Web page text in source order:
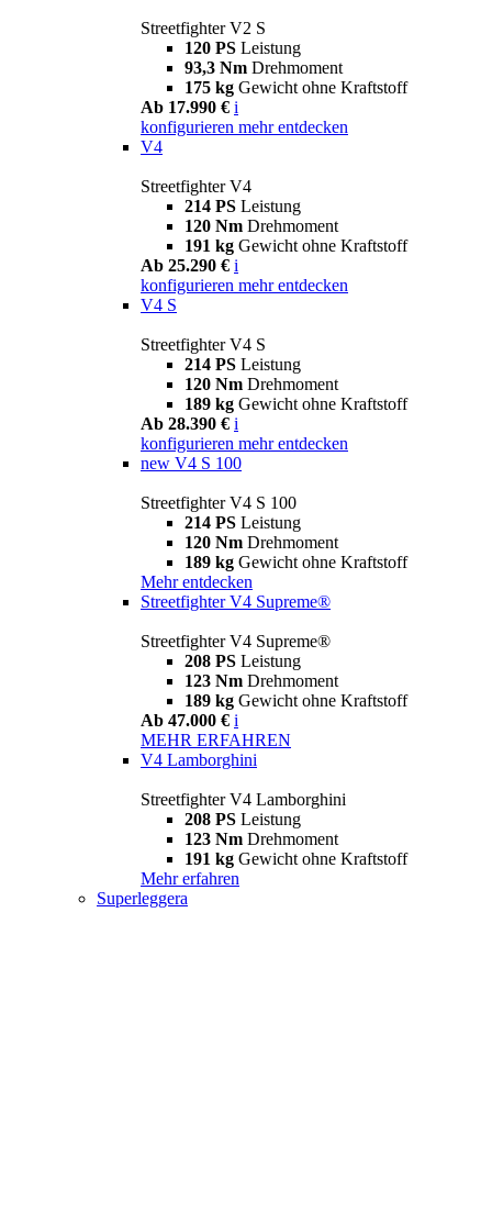
Streetfighter V2 S
120 PS Leistung
93,3 Nm Drehmoment
175 kg Gewicht ohne Kraftstoff
Ab 17.990 € i
konfigurieren mehr entdecken
V4
Streetfighter V4
214 PS Leistung
120 Nm Drehmoment
191 kg Gewicht ohne Kraftstoff
Ab 25.290 € i
konfigurieren mehr entdecken
V4 S
Streetfighter V4 S
214 PS Leistung
120 Nm Drehmoment
189 kg Gewicht ohne Kraftstoff
Ab 28.390 € i
konfigurieren mehr entdecken
new V4 S 100
Streetfighter V4 S 100
214 PS Leistung
120 Nm Drehmoment
189 kg Gewicht ohne Kraftstoff
Mehr entdecken
Streetfighter V4 Supreme®
Streetfighter V4 Supreme®
208 PS Leistung
123 Nm Drehmoment
189 kg Gewicht ohne Kraftstoff
Ab 47.000 € i
MEHR ERFAHREN
V4 Lamborghini
Streetfighter V4 Lamborghini
208 PS Leistung
123 Nm Drehmoment
191 kg Gewicht ohne Kraftstoff
Mehr erfahren
Superleggera